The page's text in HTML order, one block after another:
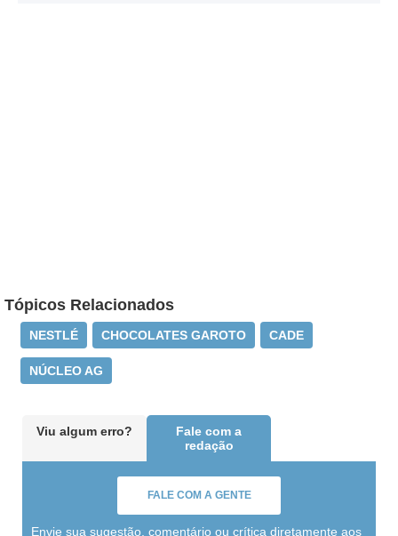
Tópicos Relacionados
NESTLÉ CHOCOLATES GAROTO CADE
NÚCLEO AG
Viu algum erro?
Fale com a
redação
FALE COM A GENTE
Envie sua sugestão, comentário ou crítica diretamente aos